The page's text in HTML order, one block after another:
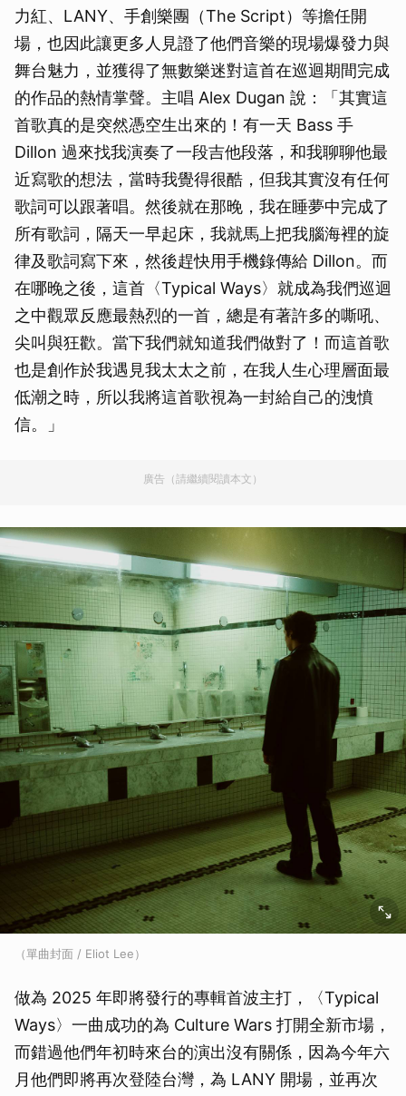
力紅、LANY、手創樂團（The Script）等擔任開
場，也因此讓更多人見證了他們音樂的現場爆發力與
舞台魅力，並獲得了無數樂迷對這首在巡迴期間完成
的作品的熱情掌聲。主唱 Alex Dugan 說：「其實這
首歌真的是突然憑空生出來的！有一天 Bass 手
Dillon 過來找我演奏了一段吉他段落，和我聊聊他最
近寫歌的想法，當時我覺得很酷，但我其實沒有任何
歌詞可以跟著唱。然後就在那晚，我在睡夢中完成了
所有歌詞，隔天一早起床，我就馬上把我腦海裡的旋
律及歌詞寫下來，然後趕快用手機錄傳給 Dillon。而
在哪晚之後，這首〈Typical Ways〉就成為我們巡迴
之中觀眾反應最熱烈的一首，總是有著許多的嘶吼、
尖叫與狂歡。當下我們就知道我們做對了！而這首歌
也是創作於我遇見我太太之前，在我人生心理層面最
低潮之時，所以我將這首歌視為一封給自己的洩憤
信。」
廣告（請繼續閱讀本文）
（單曲封面 / Eliot Lee）
做為 2025 年即將發行的專輯首波主打，〈Typical
Ways〉一曲成功的為 Culture Wars 打開全新市場，
而錯過他們年初時來台的演出沒有關係，因為今年六
月他們即將再次登陸台灣，為 LANY 開場，並再次